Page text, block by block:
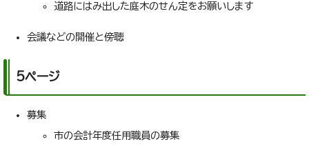
道路にはみ出した庭木のせん定をお願いします
会議などの開催と傍聴
5ページ
募集
市の会計年度任用職員の募集